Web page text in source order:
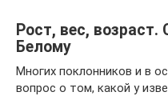
Рост, вес,
Белому
Многих поклонников и в
вопрос о том, какой у